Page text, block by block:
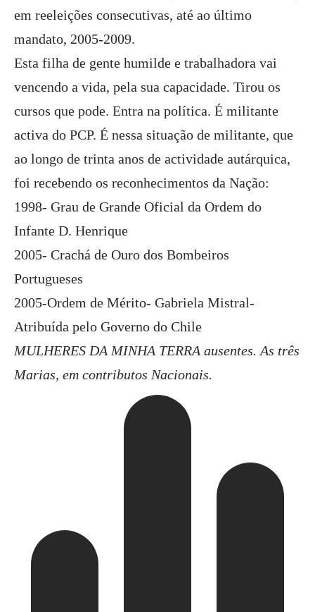
em reeleições consecutivas, até ao último
mandato, 2005-2009.
Esta filha de gente humilde e trabalhadora vai
vencendo a vida, pela sua capacidade. Tirou os
cursos que pode. Entra na política. É militante
activa do PCP. É nessa situação de militante, que
ao longo de trinta anos de actividade autárquica,
foi recebendo os reconhecimentos da Nação:
1998- Grau de Grande Oficial da Ordem do
Infante D. Henrique
2005- Crachá de Ouro dos Bombeiros
Portugueses
2005-Ordem de Mérito- Gabriela Mistral-
Atribuída pelo Governo do Chile
MULHERES DA MINHA TERRA ausentes. As três
Marias, em contributos Nacionais.